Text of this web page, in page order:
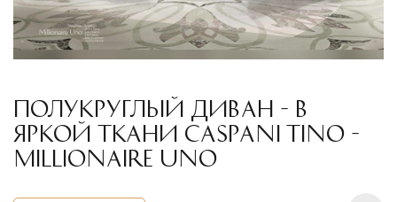
ПОЛУКРУГЛЫЙ ДИВАН - В
ЯРКОЙ ТКАНИ CASPANI TINO -
MILLIONAIRE UNO